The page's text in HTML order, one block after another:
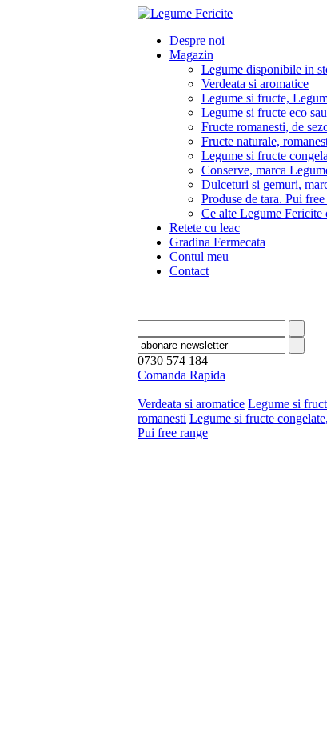
Despre noi
Magazin
Legume disponibile in
Verdeata si aromatice
Legume si fructe,
Legume si fructe eco
Fructe romanesti, de
Fructe naturale,
Legume si fructe
Conserve, marca
Dulceturi si gemuri,
Produse de tara. Pui
Ce alte Legume Fericite
Retete cu leac
Gradina Fermecata
Contul meu
Contact
0730 574 184
Comanda Rapida
Verdeata si aromatice Legume si
romanesti Legume si fructe
Pui free range